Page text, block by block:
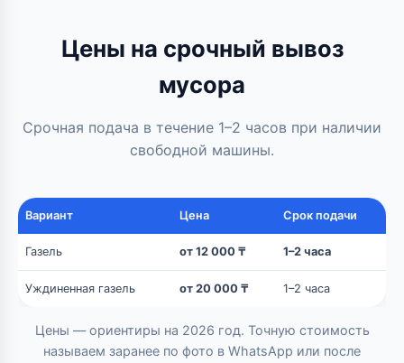
Цены на срочный вывоз
мусора
Срочная подача в течение 1–2 часов при наличии
свободной машины.
Вариант Цена Срок подачи
Газель от 12 000 ₸ 1–2 часа
Уждиненная газель от 20 000 ₸ 1–2 часа
Цены — ориентиры на 2026 год. Точную стоимость
называем заранее по фото в WhatsApp или после